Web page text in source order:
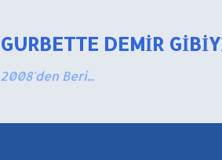
GURBETTE DEMIR
2008'den Beri...